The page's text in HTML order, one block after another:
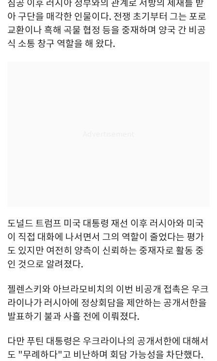
침공 이후 러시아 정부와의 관계로 서방의 제재를 받
아 구단을 매각한 인물이다. 전쟁 초기부터 그는 포로
교환이나 흑해 곡물 협정 등을 중재하며 양국 간 비공
식 소통 창구 역할을 해 왔다.
도널드 트럼프 미국 대통령 재선 이후 러시아와 미국
이 직접 대화에 나서면서 그의 역할이 줄었다는 평가
도 있지만 여전히 양측이 신뢰하는 중재자로 활동 중
인 것으로 알려졌다.
젤렌스키와 아브라모비치의 이번 비공개 접촉은 우크
라이나가 러시아에 정상회담을 제안하는 공개서한을
발표하기 불과 사흘 전에 이뤄졌다.
다만 푸틴 대통령은 우크라이나의 공개서한에 대해서
도 "무례하다"고 비난하며 회담 가능성을 차단했다.